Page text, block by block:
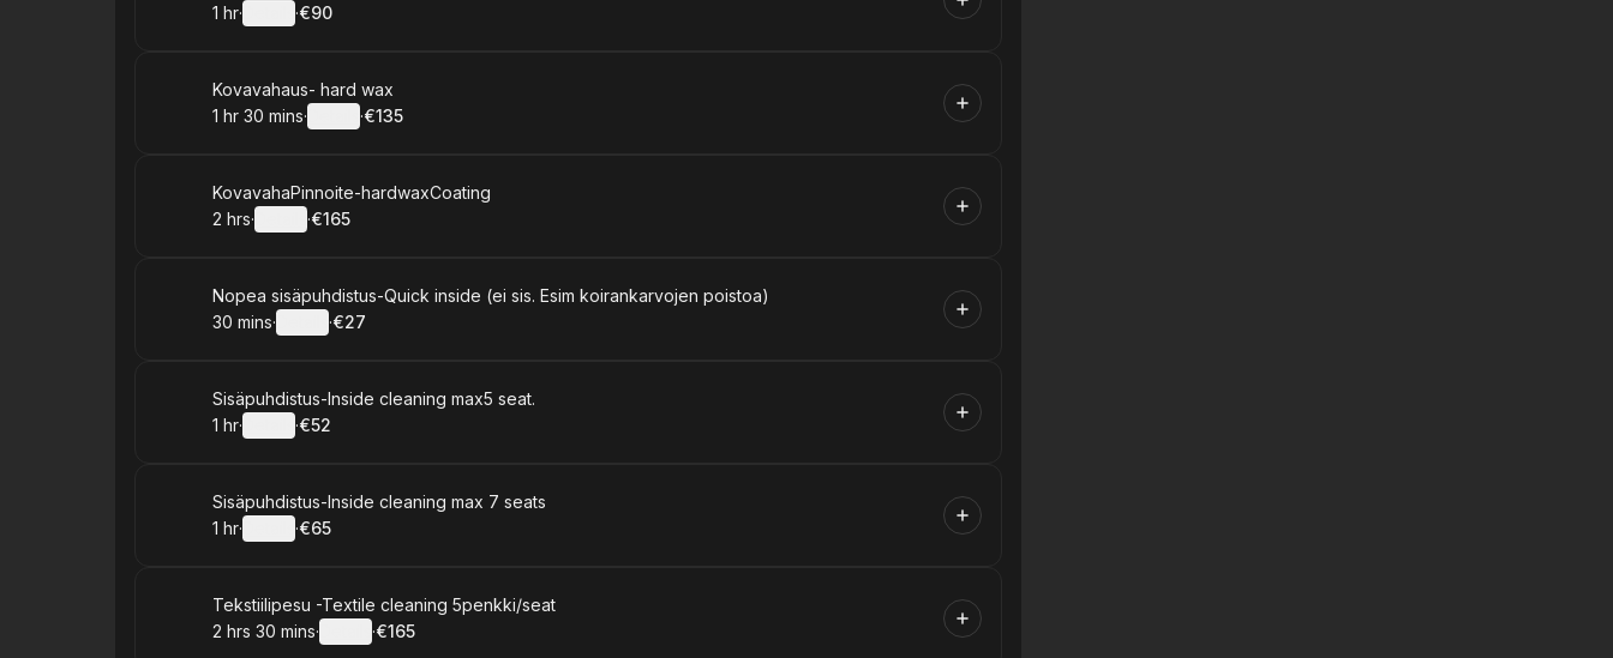
. Duration :
1 hr· ·
.Price
€90
Book
Kovavahaus- hard wax
. Duration:
1 hr 30 mins· ·
.Price
€135
Book
KovavahaPinnoite-hardwaxCoating
. Duration:
2 hrs· ·
.Price
€165
Book
Nopea sisäpuhdistus-Quick inside (ei sis. Esim koirankarvojen poistoa)
.Duration:
30 mins· ·
.Price
€27
Book
Sisäpuhdistus-Inside cleaning max5 seat.
. Duration :
1 hr· ·
.Price
€52
Book
Sisäpuhdistus-Inside cleaning max 7 seats
. Duration :
1 hr· ·
.Price
€65
Book
Tekstiilipesu -Textile cleaning 5penkki/seat
. Duration:
2 hrs 30 mins· ·
.Price
€165